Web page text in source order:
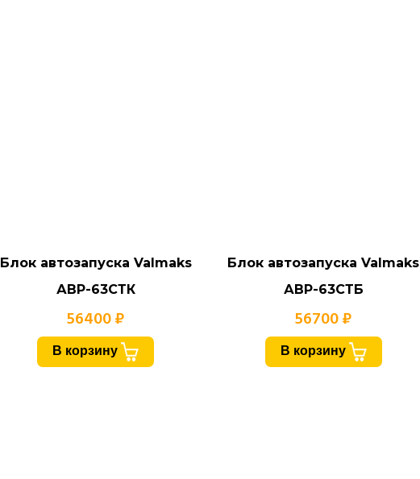
Блок автозапуска Valmaks
АВР-63СТК
56400 ₽
В корзину
Блок автозапуска Valmaks
АВР-63СТБ
56700 ₽
В корзину